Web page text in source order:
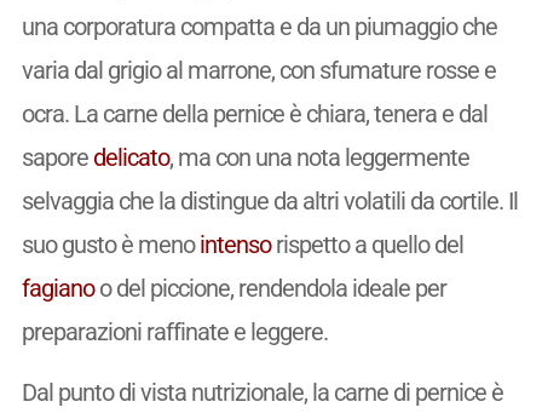
una corporatura compatta e da un piumaggio che
varia dal grigio al marrone, con sfumature rosse e
ocra. La carne della pernice è chiara, tenera e dal
sapore delicato, ma con una nota leggermente
selvaggia che la distingue da altri volatili da cortile. Il
suo gusto è menointensorispetto a quello del
fagianoo del piccione, rendendola ideale per
preparazioni raffinate e leggere.
Dal punto di vista nutrizionale, la carne di pernice è